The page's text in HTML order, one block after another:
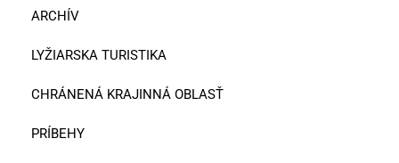
ARCHÍV
LYŽIARSKA TURISTIKA
CHRÁNENÁ KRAJINNÁ OBLASŤ
PRÍBEHY